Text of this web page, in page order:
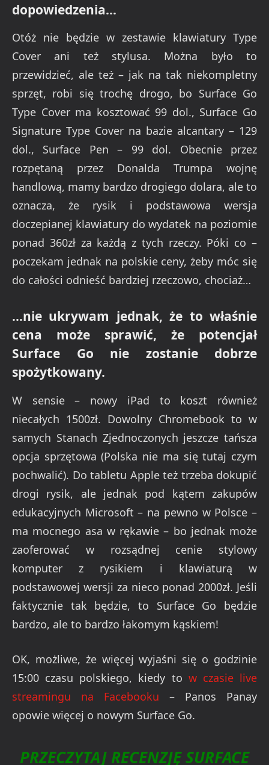
dopowiedzenia…
Otóż nie będzie w zestawie klawiatury Type
Cover ani też stylusa. Można było to
przewidzieć, ale też – jak na tak niekompletny
sprzęt, robi się trochę drogo, bo Surface Go
Type Cover ma kosztować 99 dol., Surface Go
Signature Type Cover na bazie alcantary – 129
dol., Surface Pen – 99 dol. Obecnie przez
rozpętaną przez Donalda Trumpa wojnę
handlową, mamy bardzo drogiego dolara, ale to
oznacza, że rysik i podstawowa wersja
doczepianej klawiatury do wydatek na poziomie
ponad 360zł za każdą z tych rzeczy. Póki co –
poczekam jednak na polskie ceny, żeby móc się
do całości odnieść bardziej rzeczowo, chociaż…
…nie ukrywam jednak, że to właśnie
cena może sprawić, że potencjał
Surface Go nie zostanie dobrze
spożytkowany.
W sensie – nowy iPad to koszt również
niecałych 1500zł. Dowolny Chromebook to w
samych Stanach Zjednoczonych jeszcze tańsza
opcja sprzętowa (Polska nie ma się tutaj czym
pochwalić). Do tabletu Apple też trzeba dokupić
drogi rysik, ale jednak pod kątem zakupów
edukacyjnych Microsoft – na pewno w Polsce –
ma mocnego asa w rękawie – bo jednak może
zaoferować w rozsądnej cenie stylowy
komputer z rysikiem i klawiaturą w
podstawowej wersji za nieco ponad 2000zł. Jeśli
faktycznie tak będzie, to Surface Go będzie
bardzo, ale to bardzo łakomym kąskiem!
OK, możliwe, że więcej wyjaśni się o godzinie
15:00 czasu polskiego, kiedy to w czasie live
streamingu na Facebooku – Panos Panay
opowie więcej o nowym Surface Go.
PRZECZYTAJ RECENZJĘ SURFACE